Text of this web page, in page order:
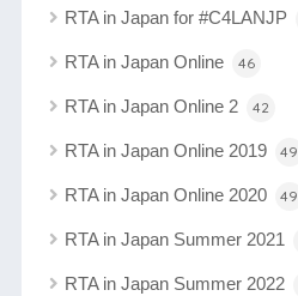
RTA in Japan for #C4LANJP
RTA in Japan Online 46
RTA in Japan Online 2 42
RTA in Japan Online 2019 49
RTA in Japan Online 2020 49
RTA in Japan Summer 2021
RTA in Japan Summer 2022